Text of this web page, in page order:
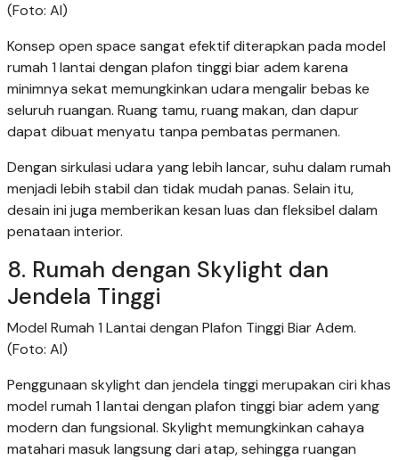
(Foto: AI)
Konsep open space sangat efektif diterapkan pada model
rumah 1 lantai dengan plafon tinggi biar adem karena
minimnya sekat memungkinkan udara mengalir bebas ke
seluruh ruangan. Ruang tamu, ruang makan, dan dapur
dapat dibuat menyatu tanpa pembatas permanen.
Dengan sirkulasi udara yang lebih lancar, suhu dalam rumah
menjadi lebih stabil dan tidak mudah panas. Selain itu,
desain ini juga memberikan kesan luas dan fleksibel dalam
penataan interior.
8. Rumah dengan Skylight dan
Jendela Tinggi
Model Rumah 1 Lantai dengan Plafon Tinggi Biar Adem.
(Foto: AI)
Penggunaan skylight dan jendela tinggi merupakan ciri khas
model rumah 1 lantai dengan plafon tinggi biar adem yang
modern dan fungsional. Skylight memungkinkan cahaya
matahari masuk langsung dari atap, sehingga ruangan